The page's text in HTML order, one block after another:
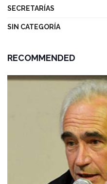
SECRETARÍAS
SIN CATEGORÍA
RECOMMENDED